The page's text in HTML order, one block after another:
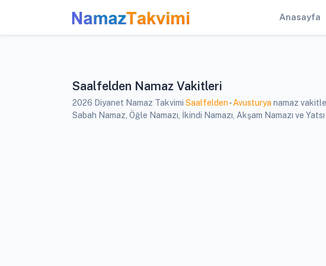
Anasayfa
Saalfelden Namaz Vakitleri
2026 Diyanet Namaz Takvimi Saalfelden-Avusturya namaz
Sabah Namaz, Öğle Namazı, İkindi Namazı, Akşam Namazı ve